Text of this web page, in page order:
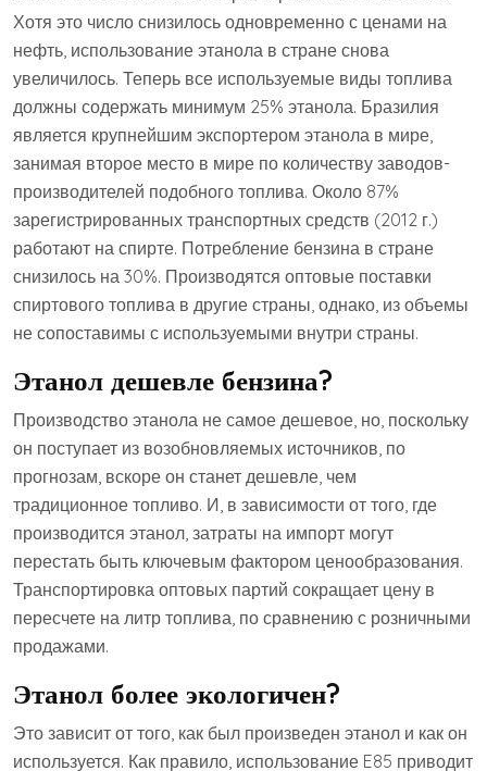
Хотя это число снизилось одновременно с ценами на
нефть, использование этанола в стране снова
увеличилось. Теперь все используемые виды топлива
должны содержать минимум 25% этанола. Бразилия
является крупнейшим экспортером этанола в мире,
занимая второе место в мире по количеству заводов-
производителей подобного топлива. Около 87%
зарегистрированных транспортных средств (2012 г.)
работают на спирте. Потребление бензина в стране
снизилось на 30%. Производятся оптовые поставки
спиртового топлива в другие страны, однако, из объемы
не сопоставимы с используемыми внутри страны.
Этанол дешевле бензина?
Производство этанола не самое дешевое, но, поскольку
он поступает из возобновляемых источников, по
прогнозам, вскоре он станет дешевле, чем
традиционное топливо. И, в зависимости от того, где
производится этанол, затраты на импорт могут
перестать быть ключевым фактором ценообразования.
Транспортировка оптовых партий сокращает цену в
пересчете на литр топлива, по сравнению с розничными
продажами.
Этанол более экологичен?
Это зависит от того, как был произведен этанол и как он
используется. Как правило, использование E85 приводит